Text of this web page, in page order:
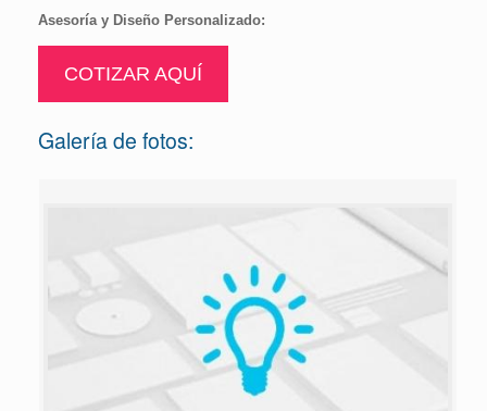
Asesoría y Diseño Personalizado:
COTIZAR AQUÍ
Galería de fotos: